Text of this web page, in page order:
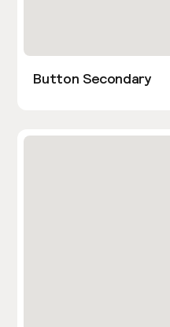
Button Secondary